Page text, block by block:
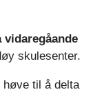
vidaregåande
skulesenter.
høve til å delta